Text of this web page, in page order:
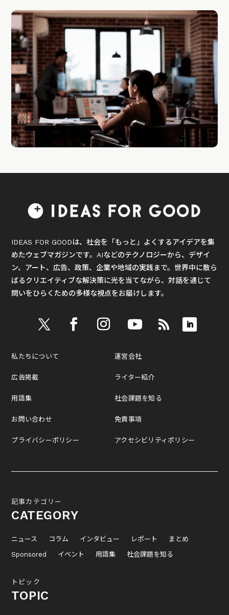
IDEAS FOR GOODは、社会を「もっと」よくするアイデアを集
めたウェブマガジンです。AIなどのテクノロジーから、デザイ
ン、アート、広告、政策、企業や地域の実践まで。世界中に散ら
ばるクリエイティブな解決策に光を当てながら、対話を通じて
問いをひらくための多様な視点をお届けします。
私たちについて
広告掲載
用語集
お問い合わせ
プライバシーポリシー
運営会社
ライター紹介
社会課題を知る
免責事項
アクセシビリティポリシー
記事カテゴリー
CATEGORY
ニュース コラム インタビュー レポート
まとめ
Sponsored
イベント 用語集 社会課題を知る
トピック
TOPIC